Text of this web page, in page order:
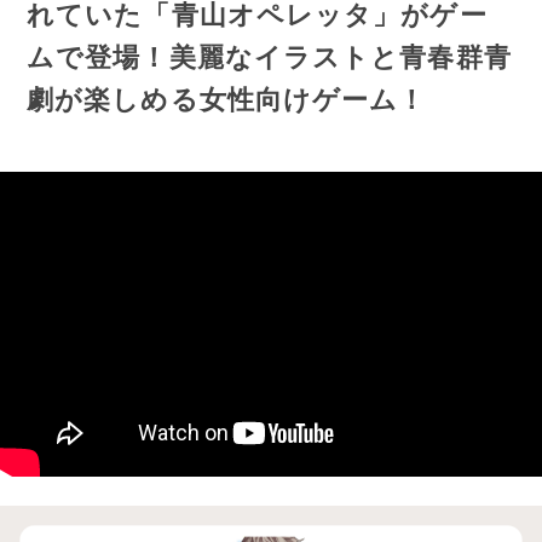
れていた「青山オペレッタ」がゲー
ムで登場！美麗なイラストと青春群青
劇が楽しめる女性向けゲーム！